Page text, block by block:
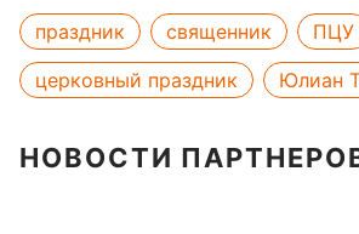
праздник священник
ПЦУ
церковный праздник
Юлиан
НОВОСТИ